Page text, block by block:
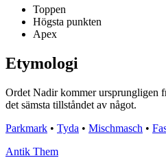
Toppen
Högsta punkten
Apex
Etymologi
Ordet Nadir kommer ursprungligen
det sämsta tillståndet av något.
Parkmark • Tyda • Mischmasch •
Antik Them